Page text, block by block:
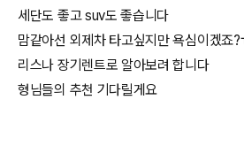
세단도 좋고 suv도 좋습니다
맘같아선 외제차 타고싶지만 욕심이겠죠?
리스나 장기렌트로 알아보려 합니다
형님들의 추천 기다릴게요